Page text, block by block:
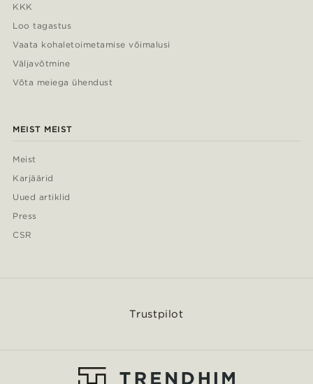
KKK
Loo tagastus
Vaata kohaletoimetamise võimalusi
Väljavõtmine
Võta meiega ühendust
MEIST MEIST
Meist
Karjäärid
Uued artiklid
Press
CSR
Trustpilot